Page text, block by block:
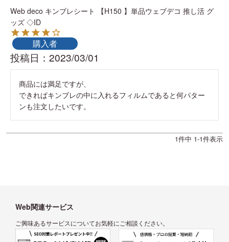
Web deco キンブレシート 【H150 】単品ウェブデコ 推し活 グ
ッズ ◇ID
購入者
投稿日 2023/03/01
商品には満足ですが、
できれぱキンブレの中に入れるフィルムであると何パター
ンも注文したいです。
1件中 1-1件表示
Web関連サービス
ご興味あるサービスについてお気軽にご相談ください。